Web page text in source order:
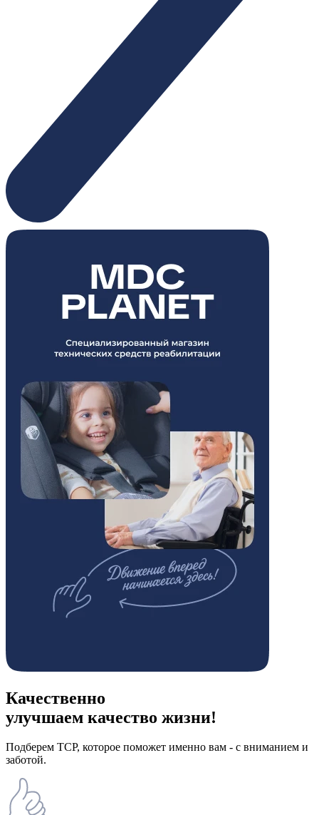
Качественно
улучшаем качество жизни!
Подберем ТСР, которое поможет именно вам - с вниманием и
заботой.